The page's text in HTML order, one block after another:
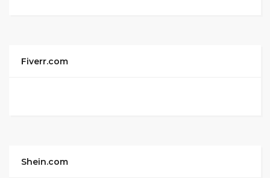
Fiverr.com
Shein.com